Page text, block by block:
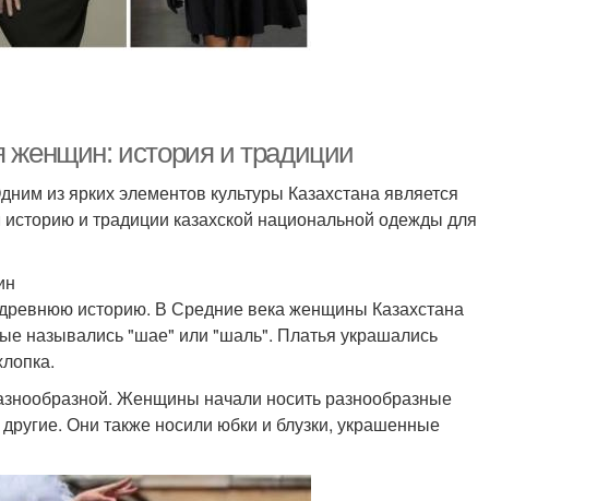
женщин: история и традиции
из ярких элементов культуры Казахстана является
и традиции казахской национальной одежды для
историю. В Средние века женщины Казахстана
назывались "шае" или "шаль". Платья украшались
Женщины начали носить разнообразные
Они также носили юбки и блузки, украшенные